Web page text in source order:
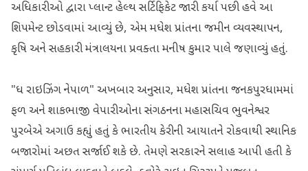
અધિકારીઓ દ્વારા પ્લાન્ટ હેલ્થ સર્ટિફિકેટ જારી કર્યા પછી હવે આ
શિપમેન્ટ છોડવામાં આવ્યું છે, એમ મધેશ પ્રાંતના જમીન વ્યવસ્થાપન,
કૃષિ અને સહકારી મંત્રાલયના પ્રવક્તા મનીષ કુમાર પાલે જણાવ્યું હતું.
"ધ રાઇઝિંગ નેપાળ" અખબાર અનુસાર, મધેશ પ્રાંતના જનકપુરધામમાં
ફળ અને શાકભાજી વેપારીઓના સંગઠનના મહાસચિવ ભુવનેશ્વર
પુરબેએ અગાઉ કહ્યું હતું કે ભારતીય કેરીની આયાતને રોકવાથી સ્થાનિક
બજારોમાં અછત સર્જાઈ શકે છે. તેમણે સરકારને સલાહ આપી હતી કે